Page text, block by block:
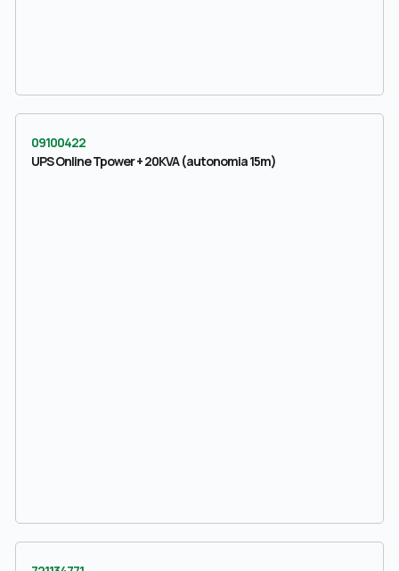
09100422
UPS Online Tpower + 20KVA (autonomia 15m)